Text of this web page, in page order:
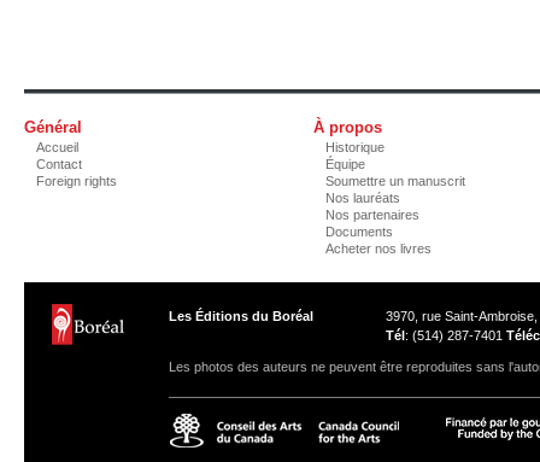
Général
Accueil
Contact
Foreign rights
À propos
Historique
Équipe
Soumettre un manuscrit
Nos lauréats
Nos partenaires
Documents
Acheter nos livres
Les Éditions du Boréal
3970, rue Saint-
Tél: (514) 287-7401 Téléc
Les photos des auteurs ne peuvent être reproduites sans